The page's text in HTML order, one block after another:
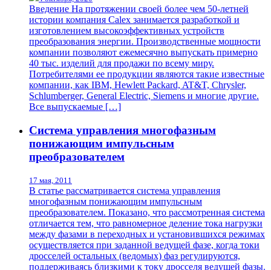
Введение На протяжении своей более чем 50-летней
истории компания Calex занимается разработкой и
изготовлением высокоэффективных устройств
преобразования энергии. Производственные мощности
компании позволяют ежемесячно выпускать примерно
40 тыс. изделий для продажи по всему миру.
Потребителями ее продукции являются такие известные
компании, как IBM, Hewlett Packard, AT&T, Chrysler,
Schlumberger, General Electric, Siemens и многие другие.
Все выпускаемые […]
Система управления многофазным
понижающим импульсным
преобразователем
17 мая, 2011
В статье рассматривается система управления
многофазным понижающим импульсным
преобразователем. Показано, что рассмотренная система
отличается тем, что равномерное деление тока нагрузки
между фазами в переходных и установившихся режимах
осуществляется при заданной ведущей фазе, когда токи
дросселей остальных (ведомых) фаз регулируются,
поддерживаясь близкими к току дросселя ведущей фазы.